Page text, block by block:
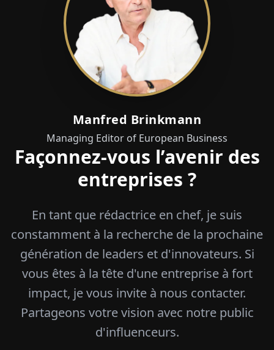
Manfred Brinkmann
Managing Editor of European Business
Façonnez-vous l’avenir des
entreprises ?
En tant que rédactrice en chef, je suis
constamment à la recherche de la prochaine
génération de leaders et d'innovateurs. Si
vous êtes à la tête d'une entreprise à fort
impact, je vous invite à nous contacter.
Partageons votre vision avec notre public
d'influenceurs.